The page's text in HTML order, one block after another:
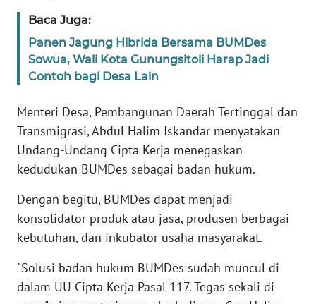
Baca Juga:
Panen Jagung Hibrida Bersama BUMDes
Sowua, Wali Kota Gunungsitoli Harap Jadi
Contoh bagi Desa Lain
Menteri Desa, Pembangunan Daerah Tertinggal dan
Transmigrasi, Abdul Halim Iskandar menyatakan
Undang-Undang Cipta Kerja menegaskan
kedudukan BUMDes sebagai badan hukum.
Dengan begitu, BUMDes dapat menjadi
konsolidator produk atau jasa, produsen berbagai
kebutuhan, dan inkubator usaha masyarakat.
"Solusi badan hukum BUMDes sudah muncul di
dalam UU Cipta Kerja Pasal 117. Tegas sekali di
INFO
TENTANG
KAMI
PEDOMAN
MEDIA
SIBER
KARIR
DISCLAIMER